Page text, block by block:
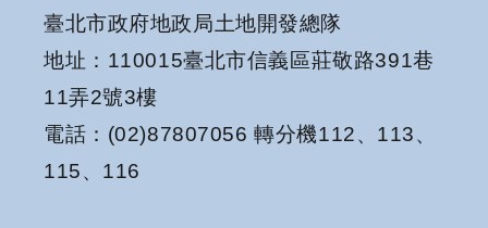
臺北市政府地政局土地開發總隊
地址：110015臺北市信義區莊敬路391巷
11弄2號3樓
電話：(02)87807056 轉分機112、113、
115、116